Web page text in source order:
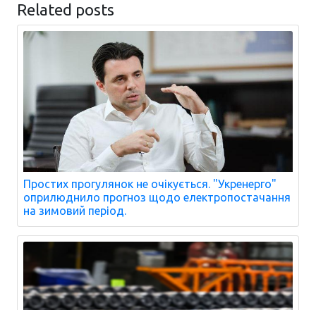
Related posts
Простих прогулянок не очікується. "Укренерго"
оприлюднило прогноз щодо електропостачання
на зимовий період.